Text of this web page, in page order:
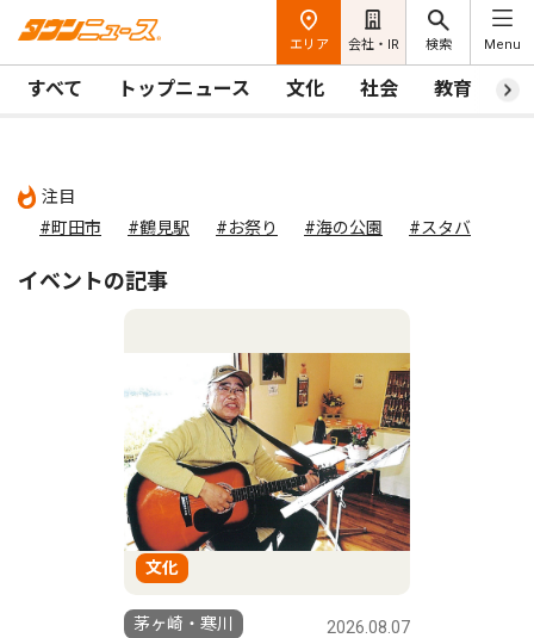
エリア 会社・IR 検索 Menu
すべて トップニュース 文化 社会 教育 ス
注目
#町田市
#鶴見駅 #お祭り #海の公園 #スタバ
イベントの記事
文化
茅ヶ崎・寒川 2026.08.07